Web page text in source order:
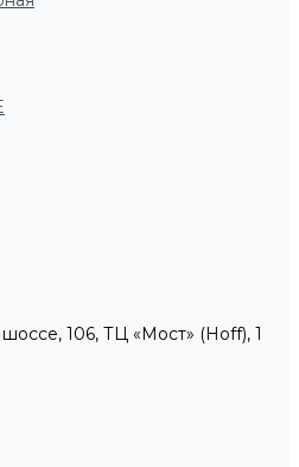
106, ТЦ «Мост» (Hoff), 1